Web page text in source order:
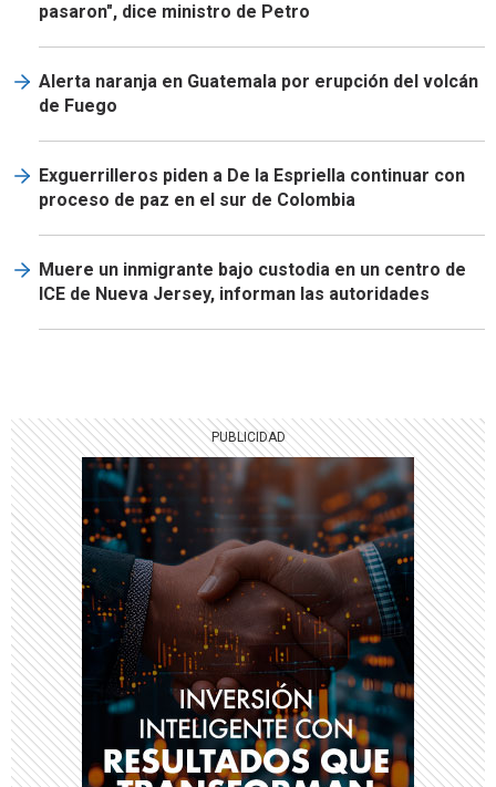
pasaron", dice ministro de Petro
Alerta naranja en Guatemala por erupción del volcán
de Fuego
Exguerrilleros piden a De la Espriella continuar con
proceso de paz en el sur de Colombia
Muere un inmigrante bajo custodia en un centro de
ICE de Nueva Jersey, informan las autoridades